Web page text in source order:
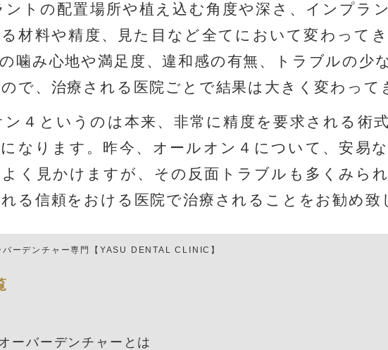
ントの配置場所や植え込む角度や深さ、インプラ
材料や精度、見た目など全てにおいて変わって
噛み心地や満足度、違和感の有無、トラブルの少
で、治療される医院ごとで結果は大きく変わって
ン４というのは本来、非常に精度を要求される術
なります。昨今、オールオン４について、安易
く見かけますが、その反面トラブルも多くみら
る信頼をおける医院で治療されることをお勧め致
ーデンチャー専門【YASU DENTAL CLINIC】
ーバーデンチャーとは